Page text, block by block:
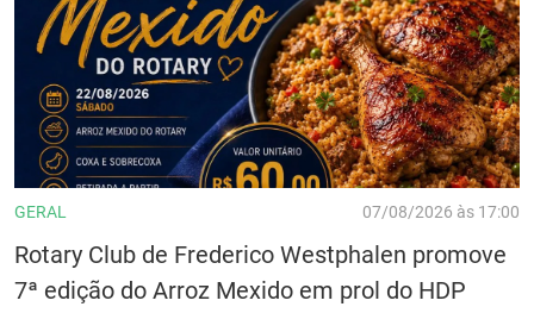
GERAL 07/08/2026 às 17:00
Rotary Club de Frederico Westphalen promove
7ª edição do Arroz Mexido em prol do HDP